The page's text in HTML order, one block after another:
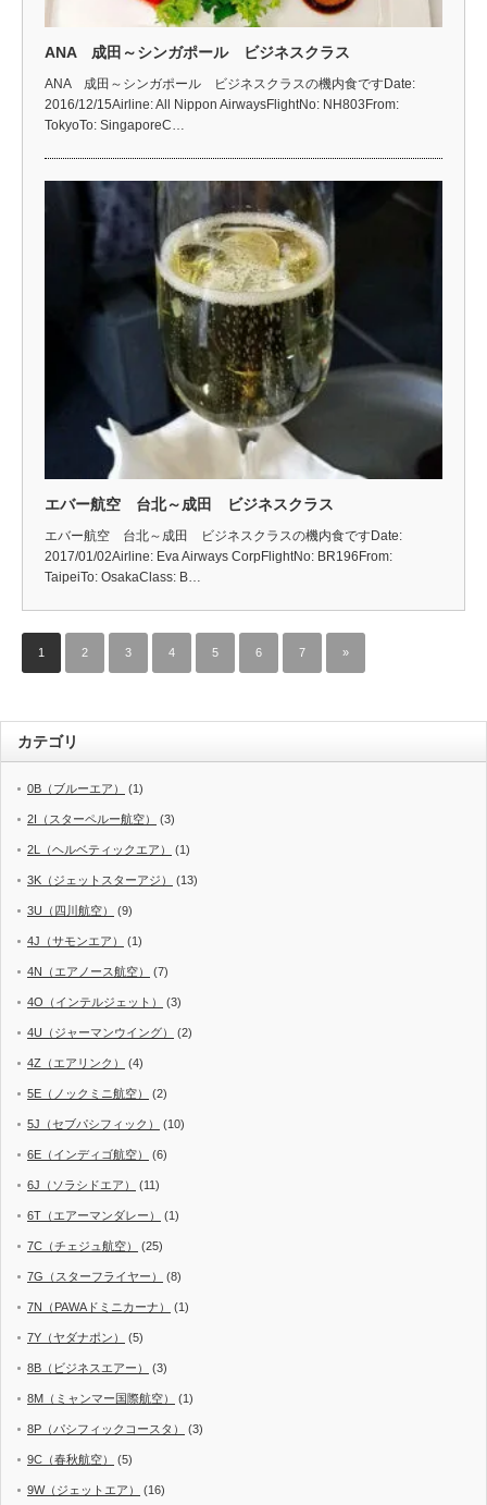
ANA 成田～シンガポール ビジネスクラス
ANA 成田～シンガポール ビジネスクラスの機内食ですDate:
2016/12/15Airline: All Nippon AirwaysFlightNo: NH803From:
TokyoTo: SingaporeC…
エバー航空 台北～成田 ビジネスクラス
エバー航空 台北～成田 ビジネスクラスの機内食ですDate:
2017/01/02Airline: Eva Airways CorpFlightNo: BR196From:
TaipeiTo: OsakaClass: B…
1 2 3 4 5 6 7 »
カテゴリ
0B（ブルーエア） (1)
2I（スターペルー航空） (3)
2L（ヘルベティックエア） (1)
3K（ジェットスターアジ） (13)
3U（四川航空） (9)
4J（サモンエア） (1)
4N（エアノース航空） (7)
4O（インテルジェット） (3)
4U（ジャーマンウイング） (2)
4Z（エアリンク） (4)
5E（ノックミニ航空） (2)
5J（セブパシフィック） (10)
6E（インディゴ航空） (6)
6J（ソラシドエア） (11)
6T（エアーマンダレー） (1)
7C（チェジュ航空） (25)
7G（スターフライヤー） (8)
7N（PAWAドミニカーナ） (1)
7Y（ヤダナポン） (5)
8B（ビジネスエアー） (3)
8M（ミャンマー国際航空） (1)
8P（パシフィックコースタ） (3)
9C（春秋航空） (5)
9W（ジェットエア） (16)